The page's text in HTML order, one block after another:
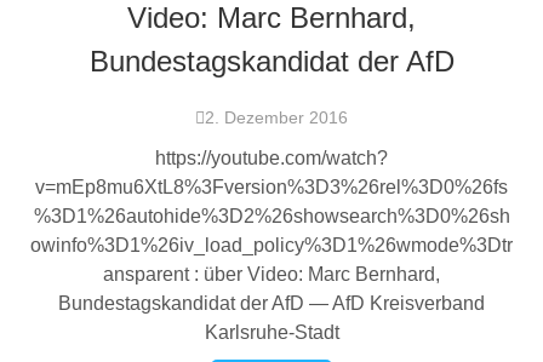
Video: Marc Bernhard,
Bundestagskandidat der AfD
2. Dezember 2016
https://youtube.com/watch?
v=mEp8mu6XtL8%3Fversion%3D3%26rel%3D0%26fs
%3D1%26autohide%3D2%26showsearch%3D0%26sh
owinfo%3D1%26iv_load_policy%3D1%26wmode%3Dtr
ansparent : über Video: Marc Bernhard,
Bundestagskandidat der AfD — AfD Kreisverband
Karlsruhe-Stadt